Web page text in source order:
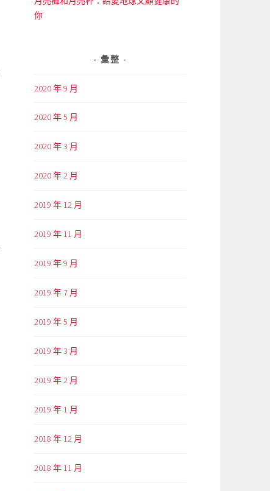
你
彙整
2020 年 9 月
2020 年 5 月
2020 年 3 月
2020 年 2 月
2019 年 12 月
2019 年 11 月
2019 年 9 月
2019 年 7 月
2019 年 5 月
2019 年 3 月
2019 年 2 月
2019 年 1 月
2018 年 12 月
2018 年 11 月